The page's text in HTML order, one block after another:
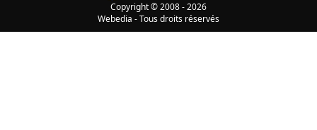
Copyright © 2008 - 2026
Webedia - Tous droits réservés